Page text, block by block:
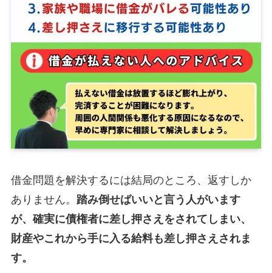
借金問題を解決するには結局のところ、返すしか
ありません。 踏み倒せばいいと言う人がいます
が、確実に債権者に差し押さえをされてしまい、
財産やこれから手に入る給料も差し押さえされま
す。